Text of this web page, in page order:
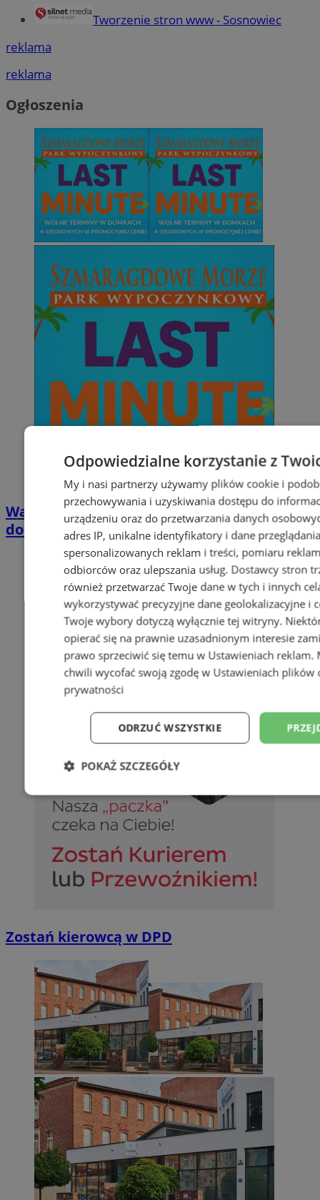
Tworzenie stron www - Sosnowiec
reklama
reklama
Ogłoszenia
Wakacyjny wypoczynek nad Bałtykiem w
domkach Szmaragdowe Morze
Zostań kierowcą w DPD
Odpowiedzialne korzystanie z
My i nasi partnerzy używamy plików cookie i
przechowywania i uzyskiwania dostępu do
urządzeniu oraz do przetwarzania danych
adres IP, unikalne identyfikatory i dane
spersonalizowanych reklam i treści, pomiaru
odbiorców oraz ulepszania usług. Dostawcy stron
również przetwarzać Twoje dane w tych i innych
wykorzystywać precyzyjne dane geolokalizacyjne i
Twoje wybory dotyczą wyłącznie tej witryny.
opierać się na prawnie uzasadnionym interesie
prawo sprzeciwić się temu w Ustawieniach reklam.
chwili wycofać swoją zgodę w Ustawieniach plików
prywatności
ODRZUĆ WSZYSTKIE
POKAŻ SZCZEGÓŁY
Niezbędne Wydajność
Niesklasyfikowane
Niezbędne pliki cookie umożliwiają korzystanie z podstawowych
takich jak logowanie użytkownika i zarządzanie kontem. Bez
można prawidłowo korzystać ze strony internetowej.
Nazwa
Provider/
Domena
SessID
sosnowiecki.pl
QeSessID sosnowiecki.pl
MvSessID
euds .rfihub.com